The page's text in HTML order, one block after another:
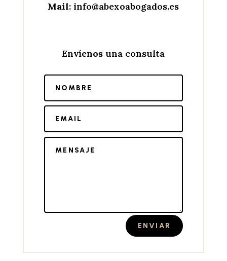
Mail: info@abexoabogados.es
Envíenos una consulta
ENVIAR